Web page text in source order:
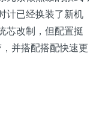
计已经换装了新机
芯改制，但配置挺
并搭配搭配快速更